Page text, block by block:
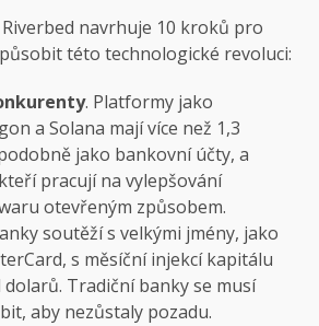
navrhuje 10 kroků pro
této technologické revoluci:
. Platformy jako
a Solana mají více než 1,3
jako bankovní účty, a
pracují na vylepšování
otevřeným způsobem.
soutěží s velkými jmény, jako
s měsíční injekcí kapitálu
dolarů. Tradiční banky se musí
aby nezůstaly pozadu.